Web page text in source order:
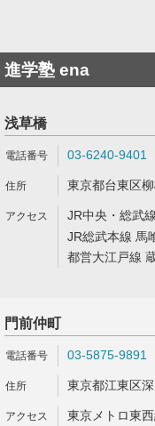
進学塾 ena
浅草橋
03-6240-9401
東京都台東区
JR中央・総武
JR総武本線 馬
都営大江戸線
門前仲町
03-5875-9891
東京都江東区
東京メトロ東